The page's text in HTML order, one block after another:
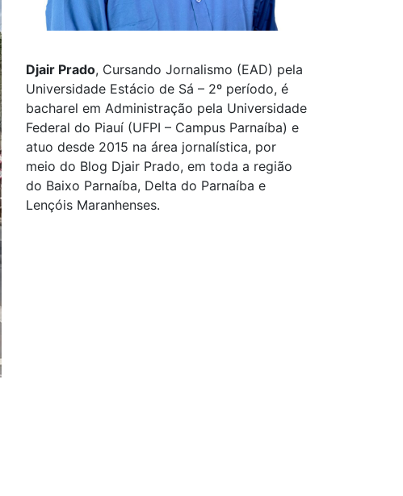
Djair Prado, Cursando Jornalismo (EAD) pela
Universidade Estácio de Sá – 2º período, é
bacharel em Administração pela Universidade
Federal do Piauí (UFPI – Campus Parnaíba) e
atuo desde 2015 na área jornalística, por
meio do Blog Djair Prado, em toda a região
do Baixo Parnaíba, Delta do Parnaíba e
Lençóis Maranhenses.